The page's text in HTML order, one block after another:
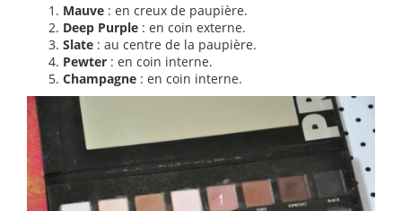
Mauve : en creux de paupière.
Deep Purple : en coin externe.
Slate : au centre de la paupière.
Pewter : en coin interne.
Champagne : en coin interne.